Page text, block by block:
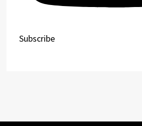
Subscribe